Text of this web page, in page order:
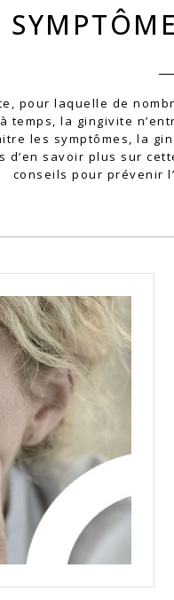
pour laquelle de
temps, la gingivite
les symptômes, la
savoir plus sur
conseils pour prévenir